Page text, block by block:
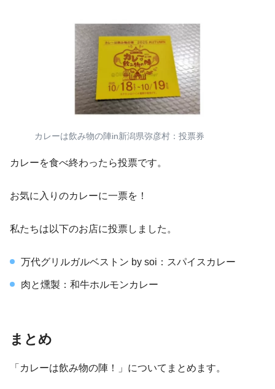
カレーは飲み物の陣in新潟県弥彦村：投票券
カレーを食べ終わったら投票です。
お気に入りのカレーに一票を！
私たちは以下のお店に投票しました。
万代グリルガルベストン by soi：スパイスカレー
肉と燻製：和牛ホルモンカレー
まとめ
「カレーは飲み物の陣！」についてまとめます。